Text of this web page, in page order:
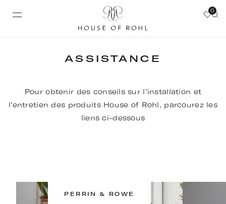
0
ASSISTANCE
Pour obtenir des conseils sur l’installation et
l’entretien des produits House of Rohl, parcourez les
liens ci-dessous
PERRIN & ROWE